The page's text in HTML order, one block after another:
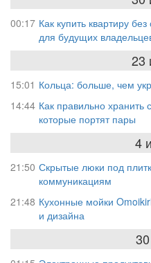
00:17 Как купить квартиру
для будущих
23
15:01 Кольца: больше, чем
14:44 Как правильно хранить
которые портят пары
4
21:50 Скрытые люки под
коммуникациям
21:48 Кухонные мойки
и дизайна